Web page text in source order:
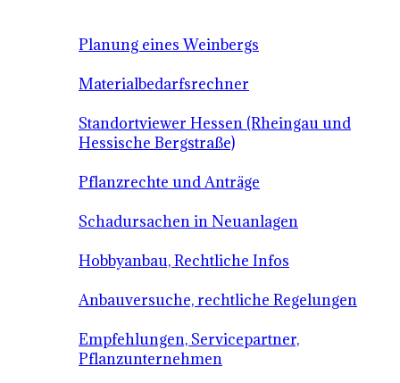
Planung eines Weinbergs
Materialbedarfsrechner
Standortviewer Hessen (Rheingau und
Hessische Bergstraße)
Pflanzrechte und Anträge
Schadursachen in Neuanlagen
Hobbyanbau, Rechtliche Infos
Anbauversuche, rechtliche Regelungen
Empfehlungen, Servicepartner,
Pflanzunternehmen